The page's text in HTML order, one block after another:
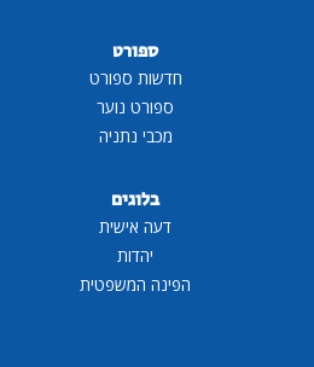
ספורט
חדשות ספורט
ספורט נוער
מכבי נתניה
בלוגים
דעה אישית
יהדות
הפינה המשפטית